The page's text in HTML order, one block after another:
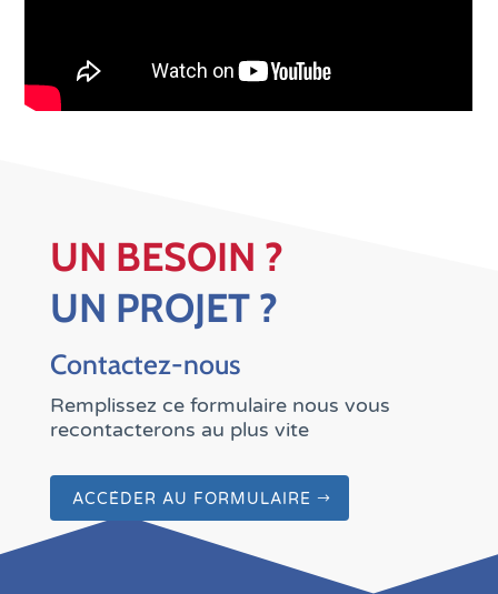
UN BESOIN ?
UN PROJET ?
Contactez-nous
Remplissez ce formulaire nous vous
recontacterons au plus vite
ACCÉDER AU FORMULAIRE